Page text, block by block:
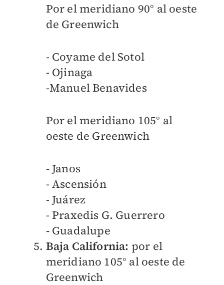
Por el meridiano 90° al oeste
de Greenwich
- Coyame del Sotol
- Ojinaga
-Manuel Benavides
Por el meridiano 105° al
oeste de Greenwich
- Janos
- Ascensión
- Juárez
- Praxedis G. Guerrero
- Guadalupe
Baja California: por el
meridiano 105° al oeste de
Greenwich